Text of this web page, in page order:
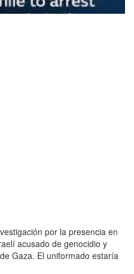
por la presencia en
acusado de genocidio y
Gaza. El uniformado estaría